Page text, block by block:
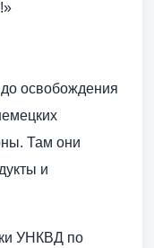
освобождения
Там они
и
УНКВД по